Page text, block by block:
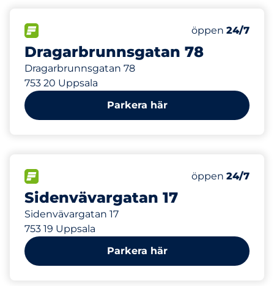
Dragarbrunnsgatan 78
Dragarbrunnsgatan 78
753 20 Uppsala
Antal
Totalt antal
öppen 24/7
491 m
Parkera här
Sidenvävargatan 17
Sidenvävargatan 17
753 19 Uppsala
Antal
Totalt antal
öppen 24/7
507 m
Parkera här